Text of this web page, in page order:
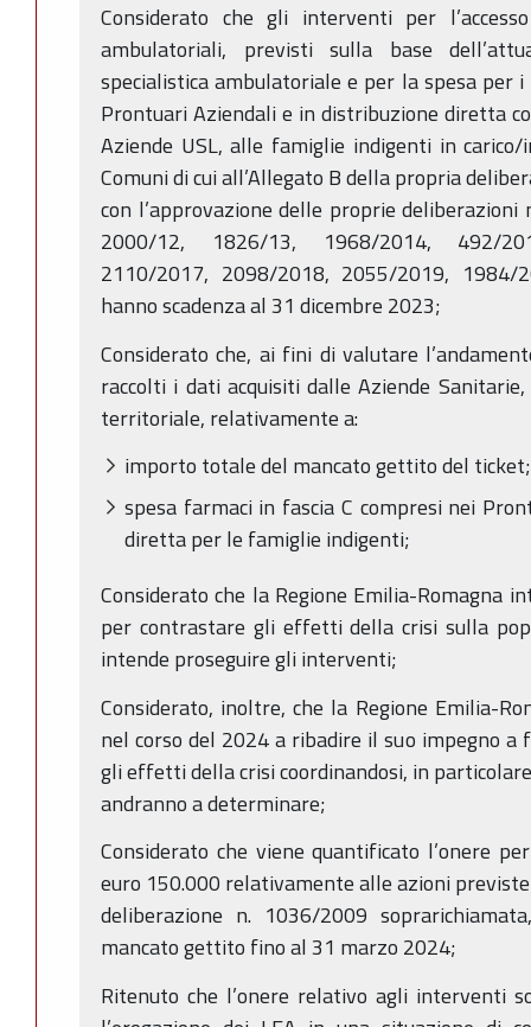
Considerato che gli interventi per
ambulatoriali, previsti sulla base
specialistica ambulatoriale e per la spesa per
Prontuari Aziendali e in distribuzione diretta
Aziende USL, alle famiglie indigenti in
Comuni di cui all’Allegato B della propria
con l’approvazione delle proprie
2000/12, 1826/13, 1968/2014, 492/
2110/2017, 2098/2018, 2055/2019,
hanno scadenza al 31 dicembre 2023;
Considerato che, ai fini di valutare
raccolti i dati acquisiti dalle Aziende
territoriale, relativamente a:
importo totale del mancato gettito del ticket;
spesa farmaci in fascia C compresi nei
diretta per le famiglie indigenti;
Considerato che la Regione Emilia-Romagna
per contrastare gli effetti della crisi sulla
intende proseguire gli interventi;
Considerato, inoltre, che la Regione Emilia-
nel corso del 2024 a ribadire il suo impegno a
gli effetti della crisi coordinandosi, in
andranno a determinare;
Considerato che viene quantificato l’onere
euro 150.000 relativamente alle azioni
deliberazione n. 1036/2009
mancato gettito fino al 31 marzo 2024;
Ritenuto che l’onere relativo agli interventi